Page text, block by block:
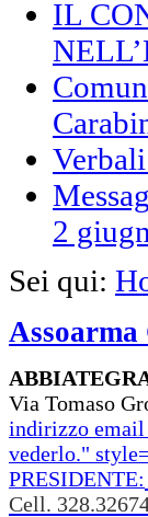
IL
2
Sei qui:
Via Tomaso
indirizzo email
vederlo."
PRESIDENTE:
Cell.